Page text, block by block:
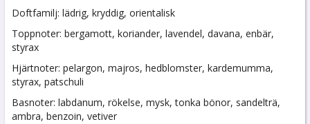
Doftfamilj: lädrig, kryddig, orientalisk
Toppnoter: bergamott, koriander, lavendel, davana, enbär,
styrax
Hjärtnoter: pelargon, majros, hedblomster, kardemumma,
styrax, patschuli
Basnoter: labdanum, rökelse, mysk, tonka bönor, sandelträ,
ambra, benzoin, vetiver